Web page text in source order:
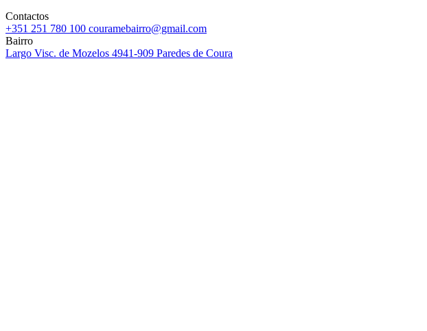
Contactos
+351 251 780 100 couramebairro@gmail.com
Bairro
Largo Visc. de Mozelos 4941-909 Paredes de Coura